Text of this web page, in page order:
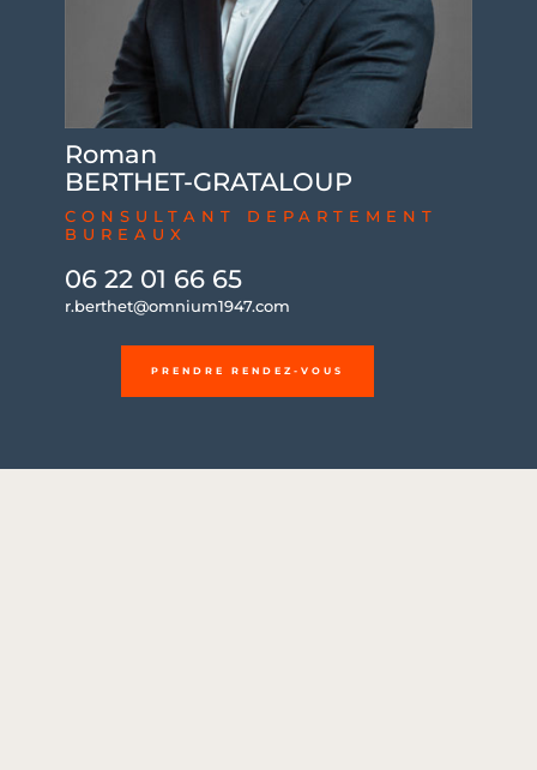
Roman
BERTHET-GRATALOUP
CONSULTANT DEPARTEMENT
BUREAUX
06 22 01 66 65
r.berthet@omnium1947.com
PRENDRE RENDEZ-VOUS